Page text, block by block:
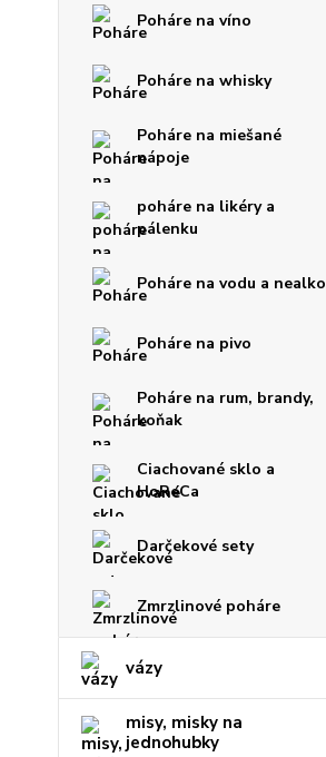
Poháre na víno
Poháre na whisky
Poháre na miešané
nápoje
poháre na likéry a
pálenku
Poháre na vodu a nealko
Poháre na pivo
Poháre na rum, brandy,
koňak
Ciachované sklo a
HoReCa
Darčekové sety
Zmrzlinové poháre
vázy
misy, misky na
jednohubky